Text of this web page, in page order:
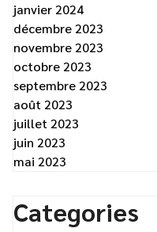
janvier 2024
décembre 2023
novembre 2023
octobre 2023
septembre 2023
août 2023
juillet 2023
juin 2023
mai 2023
Categories